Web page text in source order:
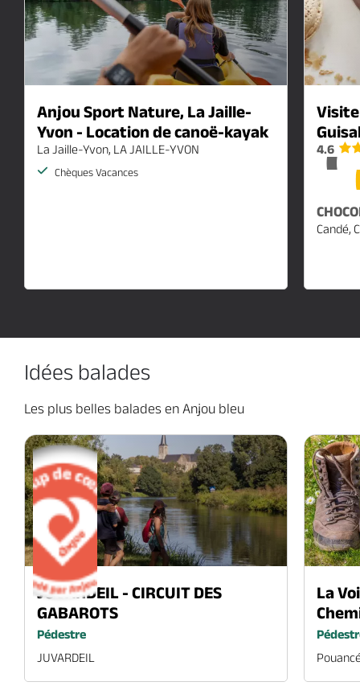
Anjou Sport Nature, La Jaille-
Yvon - Location de canoë-kayak
La Jaille-Yvon, LA JAILLE-YVON
Chèques Vacances
4.6
Candé,
Idées balades
Les plus belles balades en Anjou bleu
JUVARDEIL - CIRCUIT DES
GABAROTS
Pédestre
JUVARDEIL
La